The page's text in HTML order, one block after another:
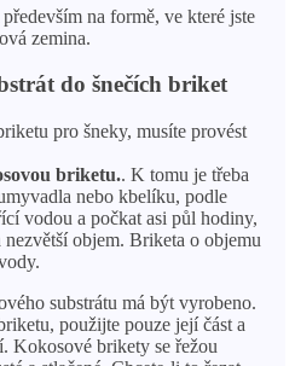
na formě, ve které jste
zemina.
do šnečích briket
pro šneky, musíte provést
briketu.. K tomu je třeba
nebo kbelíku, podle
vodou a počkat asi půl hodiny,
objem. Briketa o objemu
substrátu má být vyrobeno.
použijte pouze její část a
Kokosové brikety se řežou